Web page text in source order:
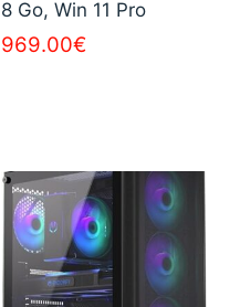
8 Go, Win 11 Pro
969.00€